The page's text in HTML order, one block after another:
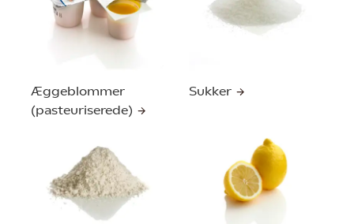
Æggeblommer
(pasteuriserede)
Sukker